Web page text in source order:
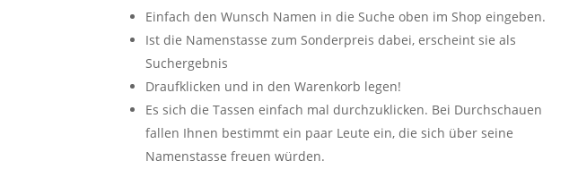
Einfach den Wunsch Namen in die Suche oben im Shop eingeben.
Ist die Namenstasse zum Sonderpreis dabei, erscheint sie als
Suchergebnis
Draufklicken und in den Warenkorb legen!
Es sich die Tassen einfach mal durchzuklicken. Bei Durchschauen
fallen Ihnen bestimmt ein paar Leute ein, die sich über seine
Namenstasse freuen würden.